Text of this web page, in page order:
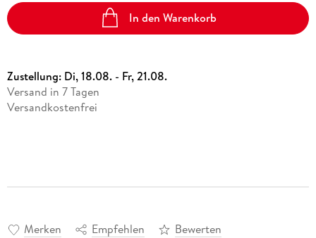
In den Warenkorb
Zustellung: Di, 18.08. - Fr, 21.08.
Versand in 7 Tagen
Versandkostenfrei
Merken Empfehlen Bewerten